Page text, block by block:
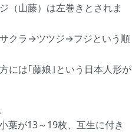
（山藤）は左巻きとされま
クラ→ツツジ→フジという順
には｢藤娘｣という日本人形が
葉が13～19枚、互生に付き